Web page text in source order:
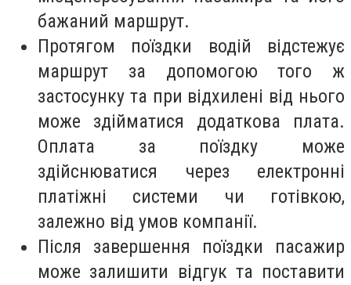
бажаний маршрут.
Протягом поїздки водій відстежує
маршрут за допомогою того ж
застосунку та при відхилені від нього
може здійматися додаткова плата.
Оплата за поїздку може
здійснюватися через електронні
платіжні системи чи готівкою,
залежно від умов компанії.
Після завершення поїздки пасажир
може залишити відгук та поставити